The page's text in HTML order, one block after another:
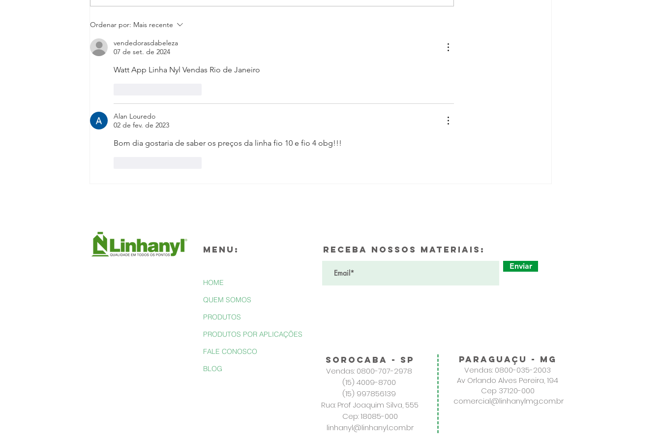
Ordenar por: Mais recente
vendedorasdabeleza
07 de set. de 2024
Watt App Linha Nyl Vendas Rio de Janeiro
Alan Louredo
02 de fev. de 2023
Bom dia gostaria de saber os preços da linha fio 10 e fio 4 obg!!!
MENU:
HOME
QUEM SOMOS
PRODUTOS
PRODUTOS POR APLICAÇÕES
FALE CONOSCO
BLOG
Receba nossos materiais:
Enviar
sorocaba - sp
Vendas: 0800-707-2978
(15) 4009-8700
(15) 997856139
Rua: Prof Joaquim Silva, 555
Cep: 18085-000
linhanyl@linhanyl.com.br
PARAGUAÇU - MG
Vendas: 0800-035-2003
Av Orlando Alves Pereira, 194
Cep 37120-000
comercial@linhanylmg.com.br